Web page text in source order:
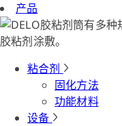
产品
粘合剂
固化方法
功能材料
设备